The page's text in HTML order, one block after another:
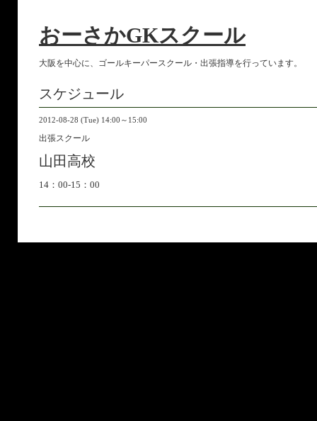
おーさかGKスクール
大阪を中心に、ゴールキーパースクール・出張指導を行っています。
スケジュール
2012-08-28 (Tue) 14:00～15:00
出張スクール
山田高校
14：00-15：00